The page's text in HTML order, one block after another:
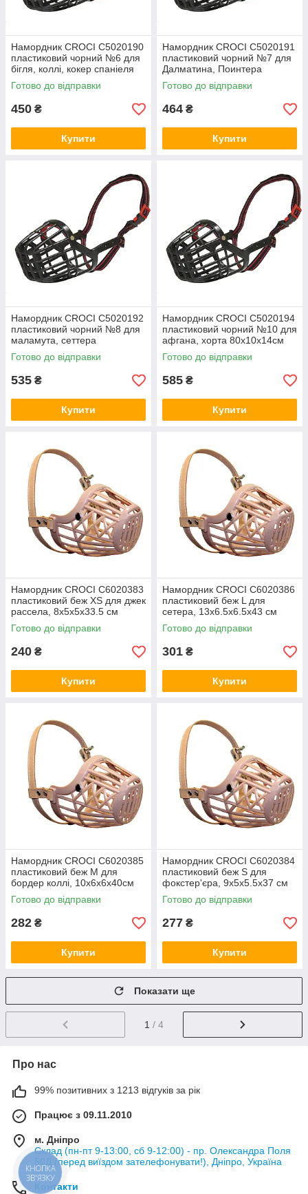
Намордник CROCI C5020190
пластиковий чорний №6 для
бігля, коллі, кокер спаніеля
60х6,5х10см
Готово до відправки
450 ₴
Купити
Намордник CROCI C5020191
пластиковий чорний №7 для
Далматина, Поинтера
65х7х10см
Готово до відправки
464 ₴
Купити
Намордник CROCI C5020192
пластиковий чорний №8 для
маламута, сеттера
70х8х11см
Готово до відправки
535 ₴
Купити
Намордник CROCI C5020194
пластиковий чорний №10 для
афгана, хорта 80х10х14см
Готово до відправки
585 ₴
Купити
Намордник CROCI C6020383
пластиковий беж XS для джек
рассела, 8х5х5х33.5 см
Готово до відправки
240 ₴
Купити
Намордник CROCI C6020386
пластиковий беж L для
сетера, 13х6.5х6.5х43 см
Готово до відправки
301 ₴
Купити
Намордник CROCI C6020385
пластиковий беж M для
бордер коллі, 10х6х6х40см
Готово до відправки
282 ₴
Купити
Намордник CROCI C6020384
пластиковий беж S для
фокстер'єра, 9х5х5.5х37 см
Готово до відправки
277 ₴
Купити
Показати ще
1 / 4
Про нас
99% позитивних з 1213 відгуків за рік
Працює з 09.11.2010
м. Дніпро
Склад (пн-пт 9-13:00, сб 9-12:00) - пр. Олександра Поля
50Д (перед виїздом зателефонувати!), Дніпро, Україна
Контакти
КНОПКА
ЗВ'ЯЗКУ